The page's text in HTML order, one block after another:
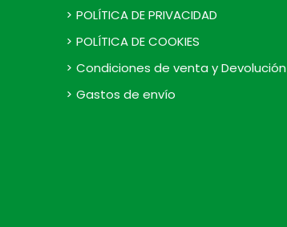
POLÍTICA DE PRIVACIDAD
POLÍTICA DE COOKIES
Condiciones de venta y Devolución
Gastos de envío